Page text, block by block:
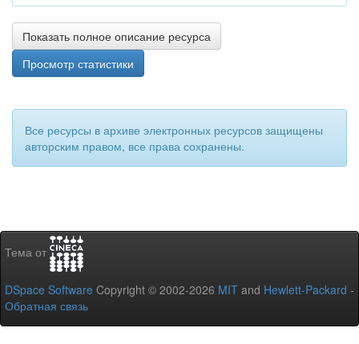
Показать полное описание ресурса
Просмотр статистики
Все ресурсы в архиве электронных ресурсов защищены
авторским правом, все права сохранены.
Тема от
DSpace Software Copyright © 2002-2026 MIT and Hewlett-Packard -
Обратная связь